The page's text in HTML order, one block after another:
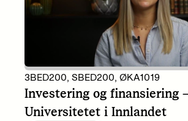
3BED200, SBED200, ØKA1019
Investering og finansiering
Universitetet i Innlandet